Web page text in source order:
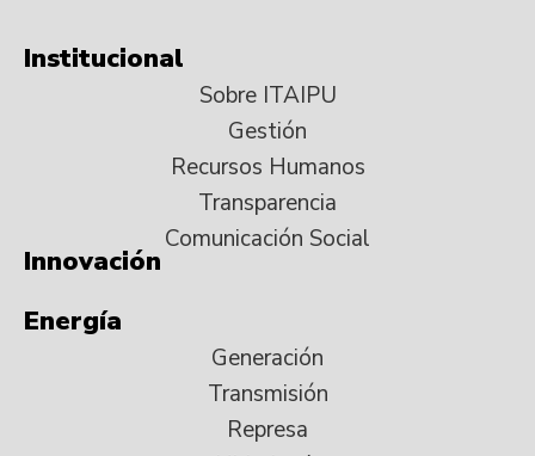
Institucional
Sobre ITAIPU
Gestión
Recursos Humanos
Transparencia
Comunicación Social
Innovación
Energía
Generación
Transmisión
Represa